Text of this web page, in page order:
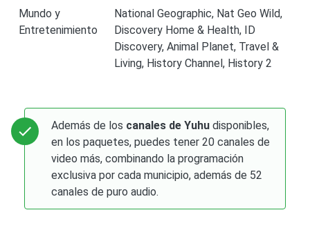
Mundo y
Entretenimiento
National Geographic, Nat Geo Wild,
Discovery Home & Health, ID
Discovery, Animal Planet, Travel &
Living, History Channel, History 2
Además de los canales de Yuhu disponibles,
en los paquetes, puedes tener 20 canales de
video más, combinando la programación
exclusiva por cada municipio, además de 52
canales de puro audio.